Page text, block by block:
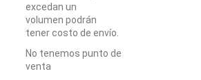
excedan un
volumen podrán
tener costo de envío.
No tenemos punto de
venta